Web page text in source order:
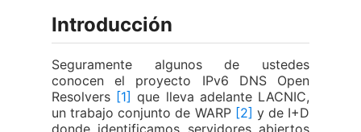
Introducción
Seguramente algunos de ustedes
conocen el proyecto IPv6 DNS Open
Resolvers [1] que lleva adelante LACNIC,
un trabajo conjunto de WARP [2] y de I+D
donde identificamos servidores abiertos